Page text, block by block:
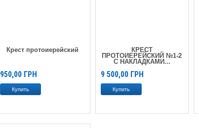
Крест протоиерейский
950,00 ГРН
КРЕСТ
ПРОТОИЕРЕЙСКИЙ №1-2
С НАКЛАДКАМИ...
9 500,00ГРН